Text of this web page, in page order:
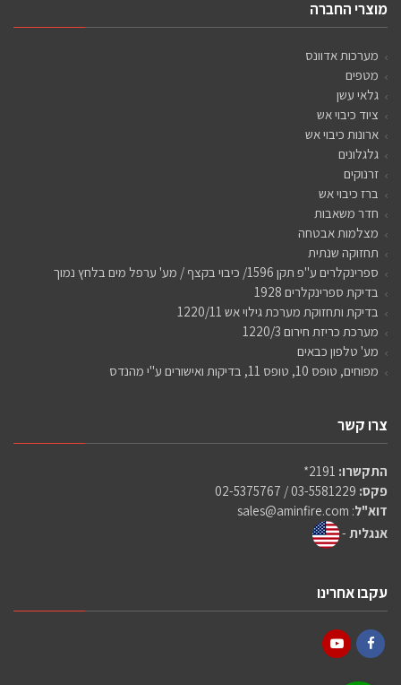
מוצרי החברה
מערכות אדוונס
מטפים
גלאי עשן
ציוד כיבוי אש
ארונות כיבוי אש
גלגלונים
זרנוקים
ברז כיבוי אש
חדר משאבות
מצלמות אבטחה
תחזוקה שנתית
ספרינקלרים ע"פ תקן 1596/ כיבוי בקצף / מע' ערפל מים בלחץ נמוך
בדיקת ספרינקלרים 1928
בדיקת ותחזוקת מערכת גילוי אש 1220/11
מערכת כריזת חירום 1220/3
מע' טלפון כבאים
מפוחים, טופס 10, טופס 11, בדיקות ואישורים ע"י מהנדס
צרו קשר
התקשרו: 2191*
פקס:
דוא"ל:
sales@aminfire.com
אנגלית -
עקבו אחרינו